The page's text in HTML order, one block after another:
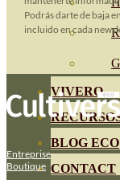
VIVERO
BLOG ECO
CONTACT
Podrás darte de baja
incluido en cada
Entreprise
Boutique